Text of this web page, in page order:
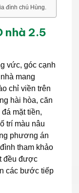
đình chú Hùng.
nhà 2.5
vức, góc cạnh
mang
chỉ viền trên
hài hòa, căn
mặt tiền,
trí màu nâu
phương án
tham khảo
đều được
các bước tiếp